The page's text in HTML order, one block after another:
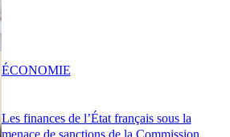
Les finances de l’État français sous la
ÉCONOMIE